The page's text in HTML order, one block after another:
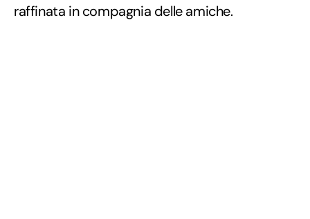
raffinata in compagnia delle amiche.